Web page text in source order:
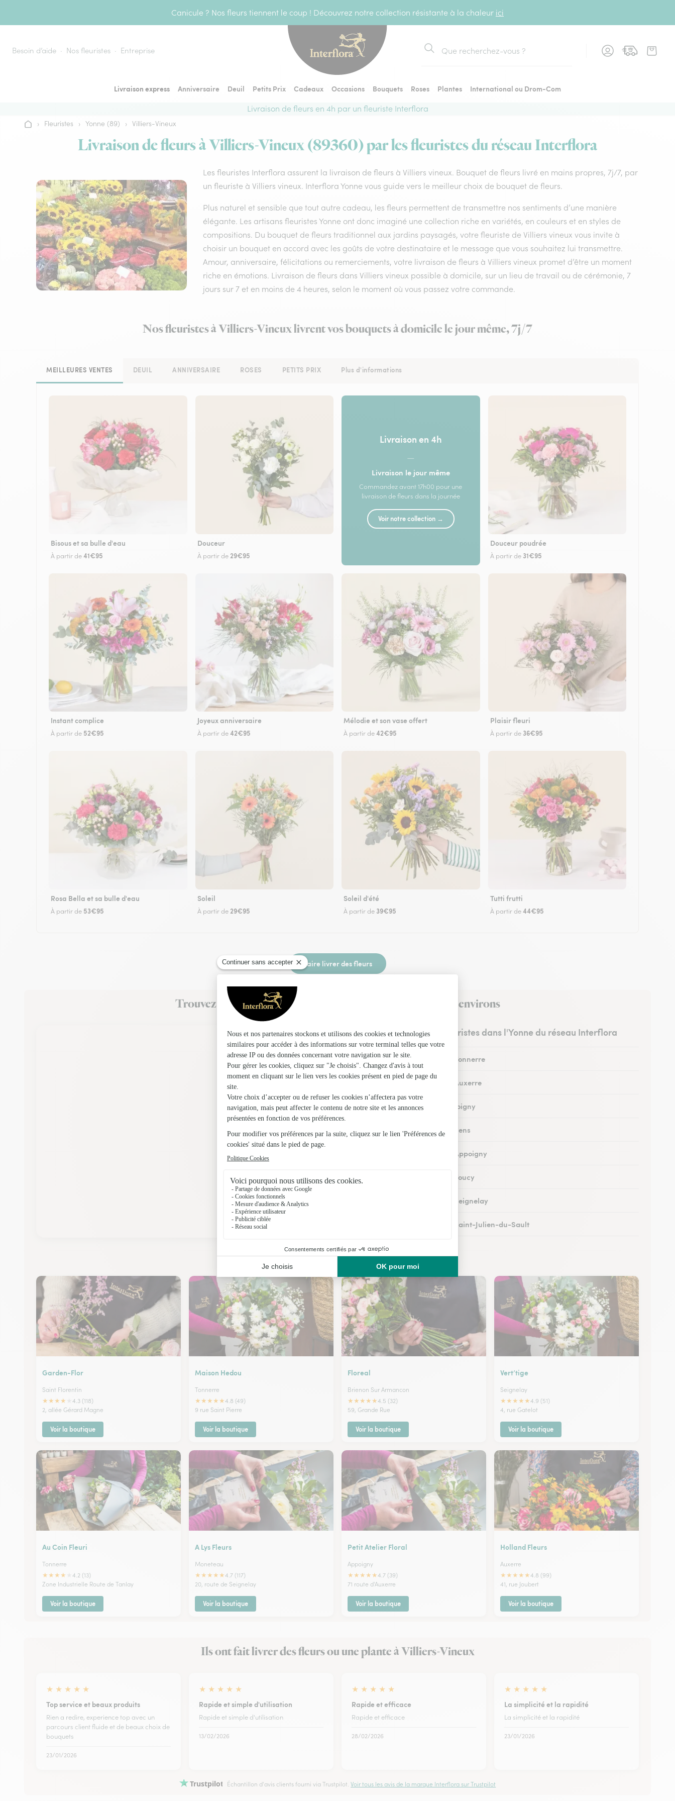
Canicule ? Nos fleurs tiennent le coup ! Découvrez notre collection résistante à la chaleur ici
Besoin d’aide Nos fleuristes Entreprise
Rechercher
Livraison express Anniversaire Deuil Petits Prix Cadeaux Occasions Bouquets Roses Plantes
International ou Drom-Com
Livraison de fleurs en 4h par un fleuriste Interflora
Accueil
› Fleuristes › Yonne (89) › Villiers-Vineux
Livraison de fleurs à Villiers-Vineux (89360) par les fleuristes du réseau Interflora
Les fleuristes Interflora assurent la livraison de fleurs à Villiers vineux. Bouquet de fleurs livré en mains propres, 7j/7, par
un fleuriste à Villiers vineux. Interflora Yonne vous guide vers le meilleur choix de bouquet de fleurs.
Plus naturel et sensible que tout autre cadeau, les fleurs permettent de transmettre nos sentiments d’une manière
élégante. Les artisans fleuristes Yonne ont donc imaginé une collection riche en variétés, en couleurs et en styles de
compositions. Du bouquet de fleurs traditionnel aux jardins paysagés, votre fleuriste de Villiers vineux vous invite à
choisir un bouquet en accord avec les goûts de votre destinataire et le message que vous souhaitez lui transmettre.
Amour, anniversaire, félicitations ou remerciements, votre livraison de fleurs à Villiers vineux promet d’être un moment
riche en émotions. Livraison de fleurs dans Villiers vineux possible à domicile, sur un lieu de travail ou de cérémonie, 7
jours sur 7 et en moins de 4 heures, selon le moment où vous passez votre commande.
Nos fleuristes à Villiers-Vineux livrent vos bouquets à domicile le jour même, 7j/7
MEILLEURES VENTES DEUIL ANNIVERSAIRE ROSES PETITS PRIX Plus d'informations
Bisous et sa bulle d'eau
À partir de41€95
Douceur
À partir de 29€95
Livraison en 4h
—
Livraison le jour même
Commandez avant 17h00 pour une
livraison de fleurs dans la journée
Voir notre collection →
Douceur poudrée
À partir de 31€95
Instant complice
À partir de 52€95
Joyeux anniversaire
À partir de42€95
Mélodie et son vase offert
À partir de42€95
Plaisir fleuri
À partir de 36€95
Rosa Bella et sa bulle d'eau
À partir de 53€95
Soleil
À partir de 29€95
Soleil d'été
À partir de 39€95
Tutti frutti
À partir de44€95
Faire livrer des fleurs
Trouvez un fleuriste Interflora à Villiers-Vineux et dans ses environs
Les fleuristes dans l'Yonne du réseau Interflora
Fleuristes à Tonnerre
Fleuristes à Auxerre
Fleuristes à Joigny
Fleuristes à Sens
Fleuristes à Appoigny
Fleuristes à Toucy
Fleuristes à Seignelay
Fleuristes à Saint-Julien-du-Sault
Fleuristes à Monéteau
Nos fleuristes à Villiers-Vineux
Garden-Flor
Saint Florentin
★★★★
4.3 (118)
2, allée Gérard Magne
Voir la boutique
Maison Hedou
Tonnerre
★★★★★4.8 (49)
9 rue Saint Pierre
Voir la boutique
Floreal
Brienon Sur Armancon
★★★★★4.5 (32)
59, Grande Rue
Voir la boutique
Vert’tige
Seignelay
★★★★★4.9 (51)
4, rue Gatelot
Voir la boutique
Au Coin Fleuri
Tonnerre
★★★★
4.2 (13)
Zone Industrielle Route de Tanlay
Voir la boutique
A Lys Fleurs
Moneteau
★★★★★4.7 (117)
20, route de Seignelay
Voir la boutique
Petit Atelier Floral
Appoigny
★★★★★4.7 (39)
71 route d'Auxerre
Voir la boutique
Holland Fleurs
Auxerre
★★★★★4.8 (99)
41, rue Joubert
Voir la boutique
Ils ont fait livrer des fleurs ou une plante à Villiers-Vineux
★ ★ ★ ★ ★
Top service et beaux produits
Rien a redire, experience top avec un
parcours client fluide et de beaux choix de
bouquets
23/01/2026
★ ★ ★ ★ ★
Rapide et simple d'utilisation
Rapide et simple d'utilisation
13/02/2026
★ ★ ★ ★ ★
Rapide et efficace
Rapide et efficace
28/02/2026
★ ★ ★ ★ ★
La simplicité et la rapidité
La simplicité et la rapidité
23/01/2026
Trustpilot Échantillon d'avis clients fourni via Trustpilot.Voir tous les avis de la marque Interflora sur Trustpilot